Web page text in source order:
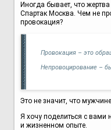
Иногда бывает, что
Спартак Москва. Чем не
провокация?
Провокация – это
Непровоцирование –
Это не значит, что
Я хочу поделиться с вами
и жизненном опыте.